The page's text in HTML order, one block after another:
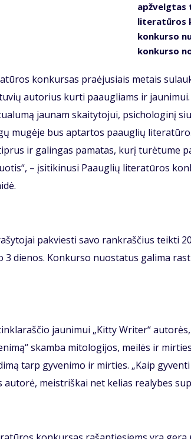
apžvelgtas
literatūros
konkurso
konkurso
konkursas praėjusiais metais
autorius kurti paaugliams ir
jaunam skaitytojui, psichologinį
mugėje bus aptartos paauglių
ir galingas pamatas, kurį turėtume
– įsitikinusi Paauglių literatūros
pakviesti savo rankraščius teikti
dienos. Konkurso nuostatus galima
jaunimui „Kitty Writer“
skamba mitologijos, meilės ir
tarp gyvenimo ir mirties. „Kaip
autorė, meistriškai net kelias realybes